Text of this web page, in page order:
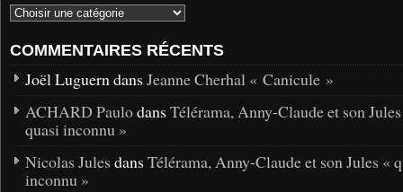
COMMENTAIRES RÉCENTS
Joël Luguern dans Jeanne Cherhal « Canicule »
ACHARD Paulodans Télérama, Anny-Claude et son
quasi inconnu »
Nicolas Jules dans Télérama, Anny-Claude et son Jules «
inconnu »